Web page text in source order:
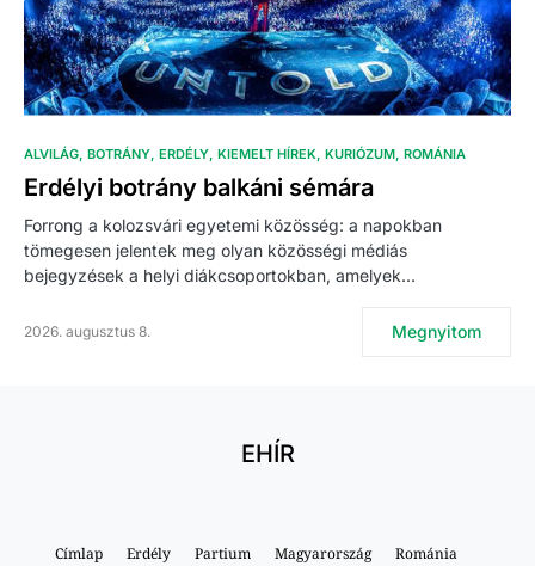
ALVILÁG BOTRÁNY ERDÉLY KIEMELT HÍREK KURIÓZUM ROMÁNIA
Erdélyi botrány balkáni sémára
Forrong a kolozsvári egyetemi közösség: a napokban
tömegesen jelentek meg olyan közösségi médiás
bejegyzések a helyi diákcsoportokban, amelyek…
2026. augusztus 8. Megnyitom
EHÍR
Címlap Erdély Partium Magyarország Románia